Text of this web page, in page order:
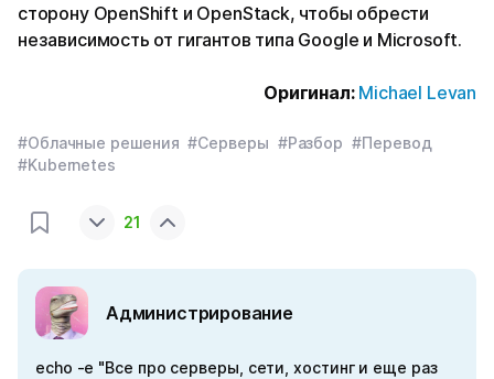
сторону OpenShift и OpenStack, чтобы обрести
независимость от гигантов типа Google и Microsoft.
Оригинал: Michael Levan
#Облачные решения #Серверы #Разбор #Перевод
#Kubernetes
21
Администрирование
echo -e "Все про серверы, сети, хостинг и еще раз